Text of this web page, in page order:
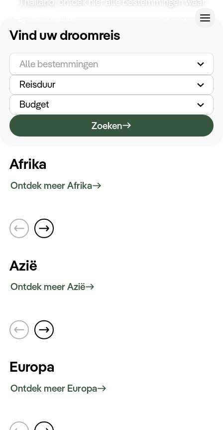
Alle bestemmingen
Bedrijfsreizen
Budget
Vind uw droomreis
Reisduur
Budget
Zoeken
Afrika
Ontdek meer Afrika
Zuid-Afrika
Bewonder de Tafelberg en ontdek het Kruger
National Park. Breng ook een bezoek aan
Azië
Ontdek meer Azië
Japan
contrasten en geniet van culinaire avonturen.
Japan biedt een rijke geschiedenis en een
Europa
Ontdek meer Europa
Zweden
wildernis. Verken Stockholm’s charmante